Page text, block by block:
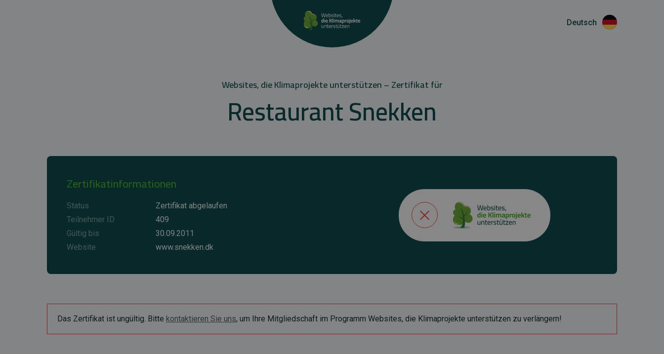
Deutsch
Websites, die Klimaprojekte unterstützen – Zertifikat für
Restaurant Snekken
Zertifikatinformationen
Status
Zertifikat abgelaufen
Teilnehmer ID
409
Gültig bis
30.09.2011
Website
www.snekken.dk
Das Zertifikat ist ungültig. Bitte kontaktieren Sie uns, um Ihre Mitgliedschaft im Programm Websites, die Klimaprojekte unterstützen zu verlängern!